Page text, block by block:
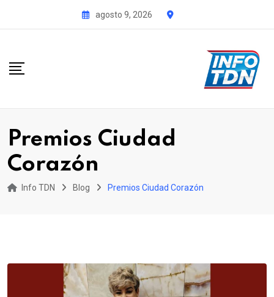
agosto 9, 2026
Premios Ciudad
Corazón
Info TDN Blog Premios Ciudad Corazón